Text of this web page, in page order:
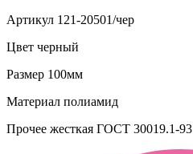
Артикул 121-20501/чер
Цвет черный
Размер 100мм
Материал полиамид
Прочее жесткая ГОСТ 30019.1-93